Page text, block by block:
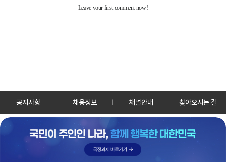
공지사항 채용정보 채널안내 찾아오시는 길
30128 세종특별자치시 정부2청사로 13 한국정책방송원 KTV
TEL: 044-204-8000
Copyrightⓒ KTV 국민방송 All Rights Reserved.